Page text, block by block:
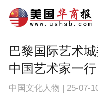
巴黎国际艺术
中国艺术家一行
中国文化人物 | 25-07-